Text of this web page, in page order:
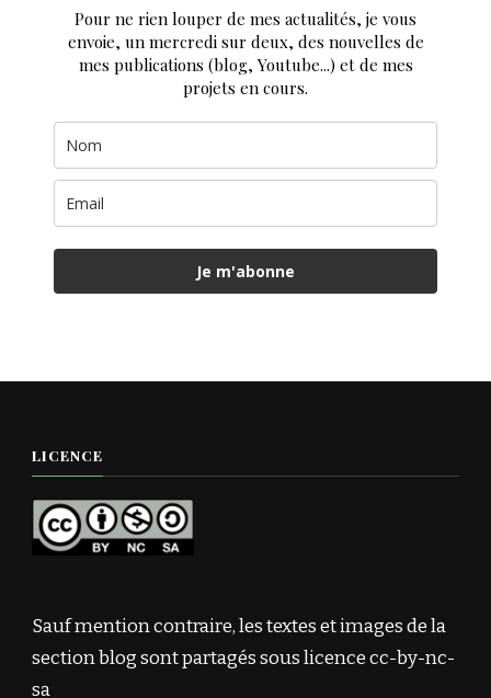
Pour ne rien louper de mes actualités, je vous
envoie, un mercredi sur deux, des nouvelles de
mes publications (blog, Youtube...) et de mes
projets en cours.
Je m'abonne
LICENCE
Sauf mention contraire, les textes et images de la
section blog sont partagés sous licence cc-by-nc-
sa